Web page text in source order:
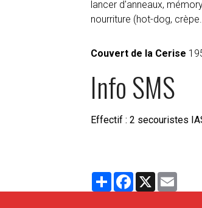
lancer d'anneaux,
nourriture (hot-dog,
Couvert de la Cerise
Info SMS
Effectif : 2 secouristes
PartagerFacebook
X